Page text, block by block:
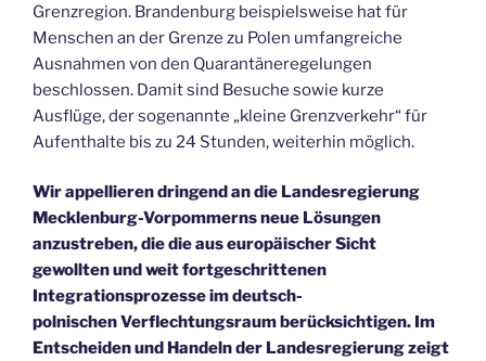
Grenzregion. Brandenburg beispielsweise hat für
Menschen an der Grenze zu Polen umfangreiche
Ausnahmen von den Quarantäneregelungen
beschlossen. Damit sind Besuche sowie kurze
Ausflüge, der sogenannte „kleine Grenzverkehr“ für
Aufenthalte bis zu 24 Stunden, weiterhin möglich.
Wir appellieren dringend an die Landesregierung
Mecklenburg-Vorpommerns neue Lösungen
anzustreben, die die aus europäischer Sicht
gewollten und weit fortgeschrittenen
Integrationsprozesse im deutsch-
polnischen Verflechtungsraum berücksichtigen. Im
Entscheiden und Handeln der Landesregierung zeigt